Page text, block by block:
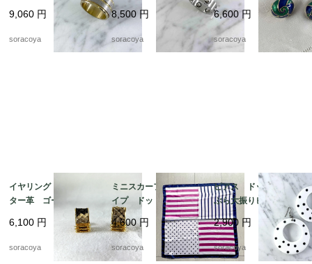
ンズ 24号 スカーフ
リングとしても 12ac
9,060 円
soracoya
ッションリング スカ
ーフリングにも 12acc
8,500 円
soracoya
エナメル加工 19ach8
6,600円
soracoya
イヤリング アリゲー
ター革 ゴールドカラ
ー スクウェア型 19
ach8-4
6,100 円
soracoya
ミニスカーフ ストラ
イプ ドット ビビッ
ド ピンク ネイビ
ー 12acdf20
4,600円
soracoya
ピアス ドット ぶら
ぶら大振りピアス 軽
くて大きいピアス 12
acce5
2,900 円
soracoya